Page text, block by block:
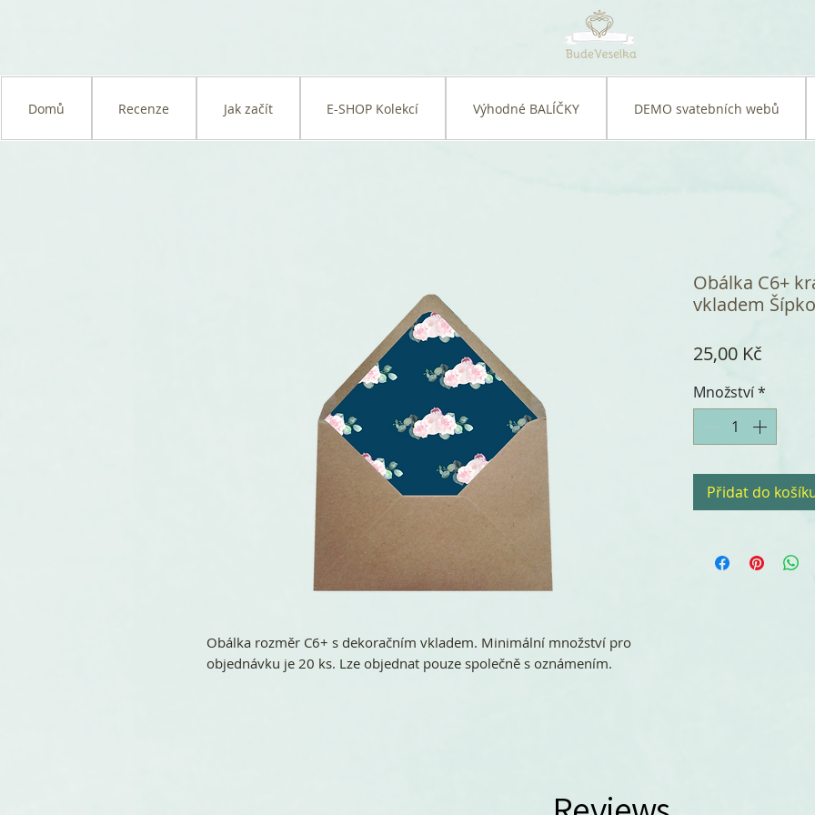
Domů Recenze Jak začít E-SHOP Kolekcí Výhodné BALÍČKY DEMO svatebních webů
Obálka rozměr C6+ s dekoračním vkladem. Minimální množství pro
objednávku je 20 ks. Lze objednat pouze společně s oznámením.
Obálka C6+
vkladem
25,00 Kč
Množství*
Přidat do